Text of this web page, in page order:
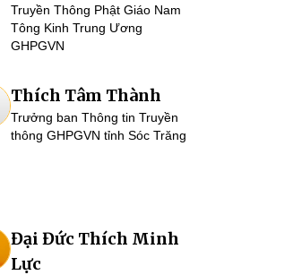
Truyền Thông Phật Giáo Nam
Tông Kinh Trung Ương
GHPGVN
Thích Tâm Thành
Trưởng ban Thông tin Truyền
thông GHPGVN tỉnh Sóc Trăng
Đại Đức Thích Minh
Lực